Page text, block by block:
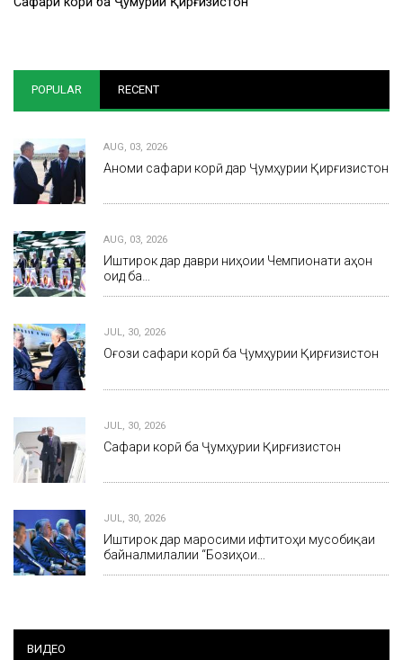
POPULAR RECENT
AUG, 03, 2026
Анҷоми сафари корӣ дар Ҷумҳурии Қирғизистон
AUG, 03, 2026
Иштирок дар даври ниҳоии Чемпионати ҷаҳон
оид ба…
JUL, 30, 2026
Оғози сафари корӣ ба Ҷумҳурии Қирғизистон
JUL, 30, 2026
Сафари корӣ ба Ҷумҳурии Қирғизистон
JUL, 30, 2026
Иштирок дар маросими ифтитоҳи мусобиқаи
байналмилалии “Бозиҳои…
ВИДЕО